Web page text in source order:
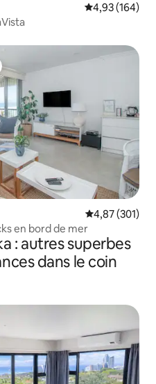
Note
4,93 (164)
les plus aimés
Note
4,87 (301)
en bord de mer
: autres superbes
dans le coin